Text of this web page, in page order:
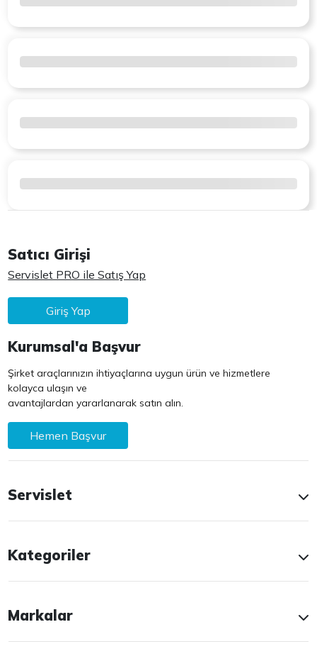
Satıcı Girişi
Servislet PRO ile Satış Yap
Giriş Yap
Kurumsal'a Başvur
Şirket araçlarınızın ihtiyaçlarına uygun ürün ve hizmetlere
kolayca ulaşın ve
avantajlardan yararlanarak satın alın.
Hemen Başvur
Servislet
Kategoriler
Markalar